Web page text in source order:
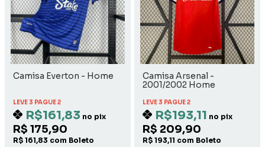
Camisa Everton - Home
LEVE 3 PAGUE 2
R$161,83 no pix
R$ 175,90
R$ 161,83 com Boleto
Camisa Arsenal -
2001/2002 Home
LEVE 3 PAGUE 2
R$193,11 no pix
R$ 209,90
R$ 193,11 com Boleto